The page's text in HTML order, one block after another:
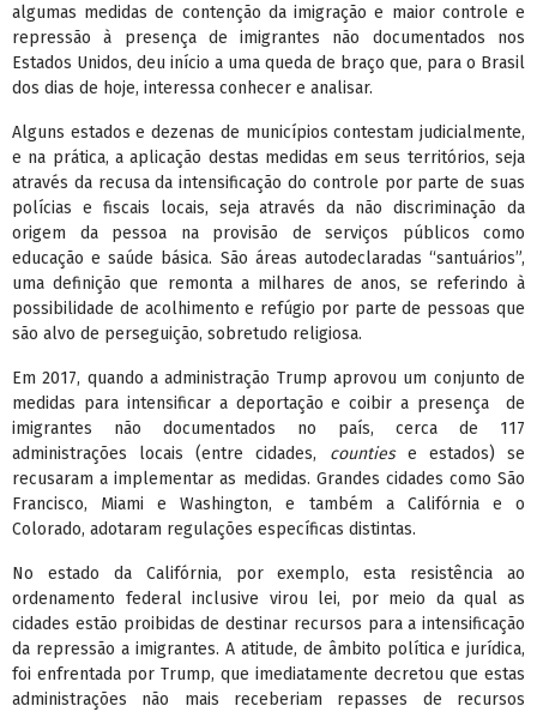
algumas medidas de contenção da imigração e maior controle e
repressão à presença de imigrantes não documentados nos
Estados Unidos, deu início a uma queda de braço que, para o Brasil
dos dias de hoje, interessa conhecer e analisar.
Alguns estados e dezenas de municípios contestam judicialmente,
e na prática, a aplicação destas medidas em seus territórios, seja
através da recusa da intensificação do controle por parte de suas
polícias e fiscais locais, seja através da não discriminação da
origem da pessoa na provisão de serviços públicos como
educação e saúde básica. São áreas autodeclaradas “santuários”,
uma definição que remonta a milhares de anos, se referindo à
possibilidade de acolhimento e refúgio por parte de pessoas que
são alvo de perseguição, sobretudo religiosa.
Em 2017, quando a administração Trump aprovou um conjunto de
medidas para intensificar a deportação e coibir a presença de
imigrantes não documentados no país, cerca de 117
administrações locais (entre cidades, countiese estados) se
recusaram a implementar as medidas. Grandes cidades como São
Francisco, Miami e Washington, e também a Califórnia e o
Colorado, adotaram regulações específicas distintas.
No estado da Califórnia, por exemplo, esta resistência ao
ordenamento federal inclusive virou lei, por meio da qual as
cidades estão proibidas de destinar recursos para a intensificação
da repressão a imigrantes. A atitude, de âmbito política e jurídica,
foi enfrentada por Trump, que imediatamente decretou que estas
administrações não mais receberiam repasses de recursos